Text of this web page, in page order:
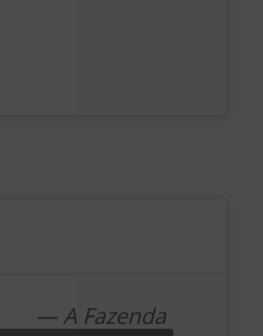
— A Fazenda